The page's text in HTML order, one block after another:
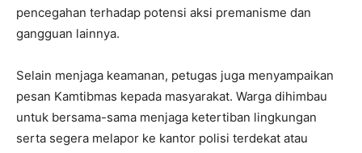
pencegahan terhadap potensi aksi premanisme dan
gangguan lainnya.
Selain menjaga keamanan, petugas juga menyampaikan
pesan Kamtibmas kepada masyarakat. Warga dihimbau
untuk bersama-sama menjaga ketertiban lingkungan
serta segera melapor ke kantor polisi terdekat atau